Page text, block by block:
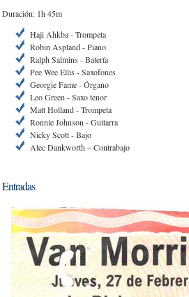
Duración: 1h 45m
Haji Ahkba - Trompeta
Robin Aspland - Piano
Ralph Salmins - Batería
Pee Wee Ellis - Saxofones
Georgie Fame - Órgano
Leo Green - Saxo tenor
Matt Holland - Trompeta
Ronnie Johnson - Guitarra
Nicky Scott - Bajo
Alec Dankworth – Contrabajo
Entradas